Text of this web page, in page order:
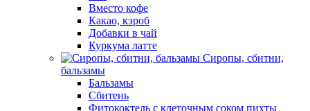
Вместо кофе
Какао, кэроб
Добавки в чай
Куркума латте
Сиропы, сбитни,
бальзамы
Бальзамы
Сбитень
Фитококтель с клеточным соком пихты